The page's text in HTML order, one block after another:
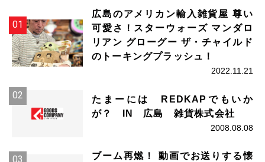
広島のアメリカン輸入雑貨屋 尊い
可愛さ！スターウォーズ マンダロ
リアン グローグー ザ・チャイルド
のトーキングプラッシュ！
2022.11.21
たまーには REDKAPでもいか
が？ IN 広島 雑貨株式会社
2008.08.08
ブーム再燃！ 動画でお送りする懐